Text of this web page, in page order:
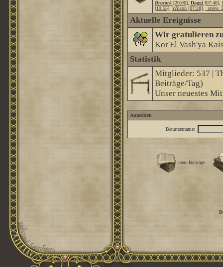
Brazork[20:06], Daggi [07:46],
[19:55], Wilson [07:28],
Aktuelle Ereignisse
Wir gratulieren
Kor'El Vash'ya
Statistik
Mitglieder: 537 |
Beiträge/Tag)
Unser neuestes
Anmelden
Benutzername:
neue Beiträge